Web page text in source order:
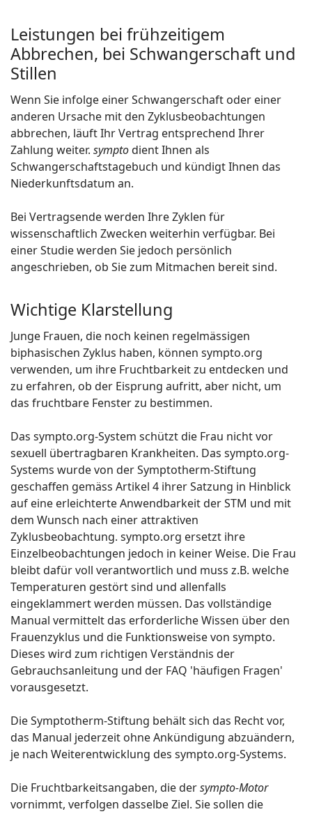
Leistungen bei frühzeitigem
Abbrechen, bei Schwangerschaft und
Stillen
Wenn Sie infolge einer Schwangerschaft oder einer
anderen Ursache mit den Zyklusbeobachtungen
abbrechen, läuft Ihr Vertrag entsprechend Ihrer
Zahlung weiter. symptodient Ihnen als
Schwangerschaftstagebuch und kündigt Ihnen das
Niederkunftsdatum an.
Bei Vertragsende werden Ihre Zyklen für
wissenschaftlich Zwecken weiterhin verfügbar. Bei
einer Studie werden Sie jedoch persönlich
angeschrieben, ob Sie zum Mitmachen bereit sind.
Wichtige Klarstellung
Junge Frauen, die noch keinen regelmässigen
biphasischen Zyklus haben, können sympto.org
verwenden, um ihre Fruchtbarkeit zu entdecken und
zu erfahren, ob der Eisprung aufritt, aber nicht, um
das fruchtbare Fenster zu bestimmen.
Das sympto.org-System schützt die Frau nicht vor
sexuell übertragbaren Krankheiten. Das sympto.org-
Systems wurde von der Symptotherm-Stiftung
geschaffen gemäss Artikel 4 ihrer Satzung in Hinblick
auf eine erleichterte Anwendbarkeit der STM und mit
dem Wunsch nach einer attraktiven
Zyklusbeobachtung. sympto.org ersetzt ihre
Einzelbeobachtungen jedoch in keiner Weise. Die Frau
bleibt dafür voll verantwortlich und muss z.B. welche
Temperaturen gestört sind und allenfalls
eingeklammert werden müssen. Das vollständige
Manual vermittelt das erforderliche Wissen über den
Frauenzyklus und die Funktionsweise von sympto.
Dieses wird zum richtigen Verständnis der
Gebrauchsanleitung und der FAQ 'häufigen Fragen'
vorausgesetzt.
Die Symptotherm-Stiftung behält sich das Recht vor,
das Manual jederzeit ohne Ankündigung abzuändern,
je nach Weiterentwicklung des sympto.org-Systems.
Die Fruchtbarkeitsangaben, die dersympto-Motor
vornimmt, verfolgen dasselbe Ziel. Sie sollen die